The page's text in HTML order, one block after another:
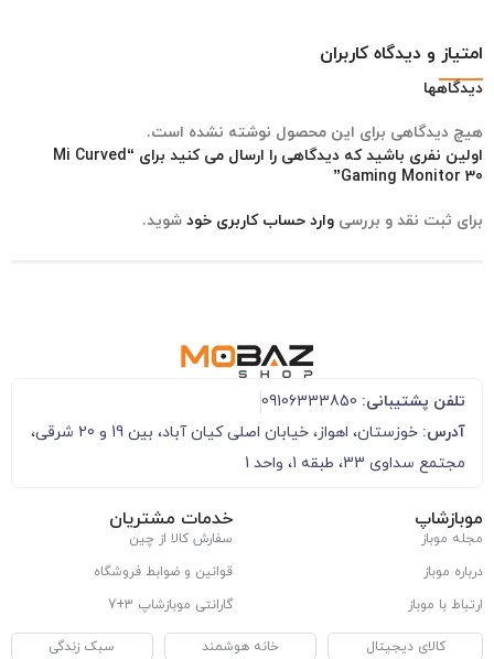
امتیاز و دیدگاه کاربران
دیدگاهها
هیچ دیدگاهی برای این محصول نوشته نشده است.
اولین نفری باشید که دیدگاهی را ارسال می کنید برای “Mi Curved
Gaming Monitor 30”
برای ثبت نقد و بررسی وارد حساب کاربری خود شوید.
تلفن پشتیبانی: 09106333850
آدرس:
خوزستان، اهواز، خیابان اصلی کیان آباد، بین 19 و 20 شرقی،
مجتمع سداوی 33، طبقه 1، واحد 1
موبازشاپ
مجله موباز
درباره موباز
ارتباط با موباز
خدمات مشتریان
سفارش کالا از چین
قوانین و ضوابط فروشگاه
گارانتی موبازشاپ 3+7
کالای دیجیتال خانه هوشمند سبک زندگی